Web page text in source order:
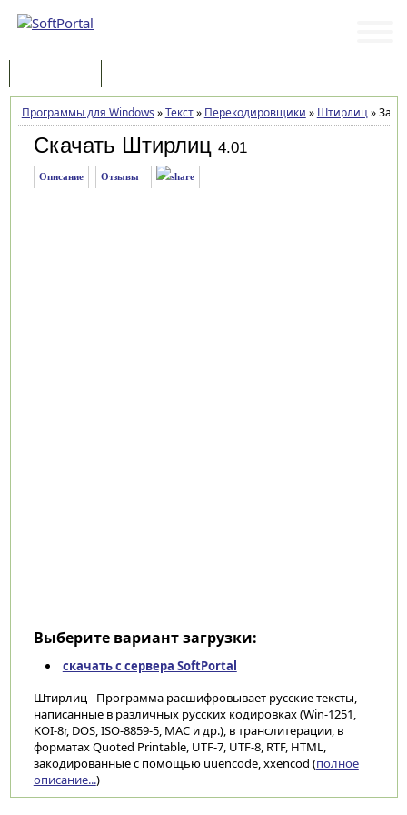
Программы для Windows »Текст» Перекодировщики » Штирлиц»
Скачать Штирлиц 4.01
Описание Отзывы
Выберите вариант загрузки:
скачать с сервера SoftPortal
Штирлиц - Программа расшифровывает русские тексты,
написанные в различных русских кодировках (Win-1251,
KOI-8r, DOS, ISO-8859-5, MAC и др.), в транслитерации, в
форматах Quoted Printable, UTF-7, UTF-8, RTF, HTML,
закодированные с помощью uuencode, xxencod (полное
описание...)